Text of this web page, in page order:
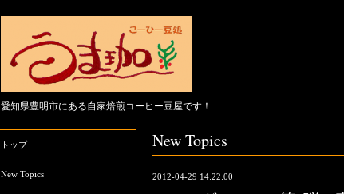
愛知県豊明市にある自家焙煎コーヒー豆屋です！
New Topics
2012-04-29 14:22:00
トップ
New Topics